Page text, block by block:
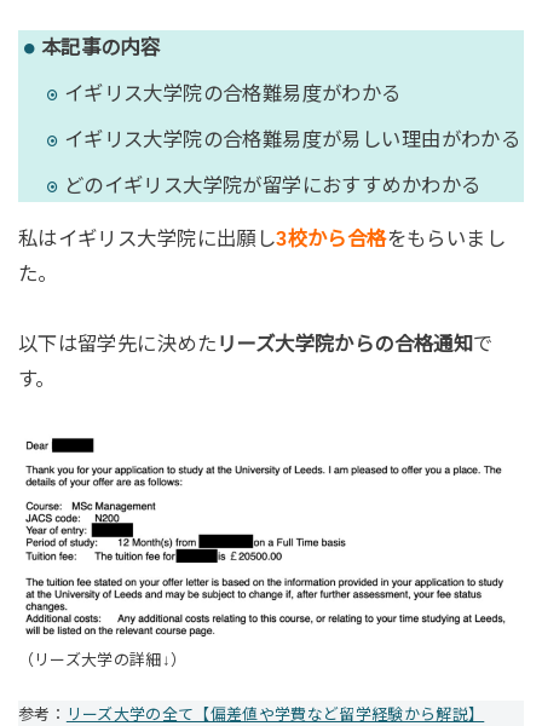
本記事の内容
イギリス大学院の合格難易度がわかる
イギリス大学院の合格難易度が易しい理由がわかる
どのイギリス大学院が留学におすすめかわかる
私はイギリス大学院に出願し3校から合格をもらいまし
た。
以下は留学先に決めた リーズ大学院からの合格通知で
す。
（リーズ大学の詳細↓）
参考： リーズ大学の全て【偏差値や学費など留学経験から解説】